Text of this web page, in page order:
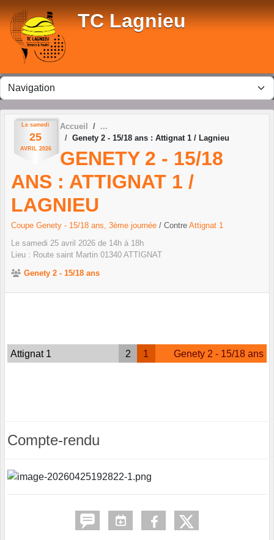
TC Lagnieu
Le samedi
25
AVRIL 2026
Accueil
Genety 2 - 15/18 ans : Attignat 1 / Lagnieu
GENETY 2 - 15/18
ANS : ATTIGNAT 1 /
LAGNIEU
Coupe Genety - 15/18 ans, 3ème journée / Contre Attignat 1
Le samedi 25 avril 2026 de 14h à 18h
Lieu : Route saint Martin 01340 ATTIGNAT
Genety 2 - 15/18 ans
Attignat 1 2 1 Genety 2 - 15/18 ans
Compte-rendu